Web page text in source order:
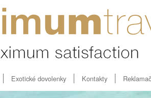
Exotické dovolenky Kontakty